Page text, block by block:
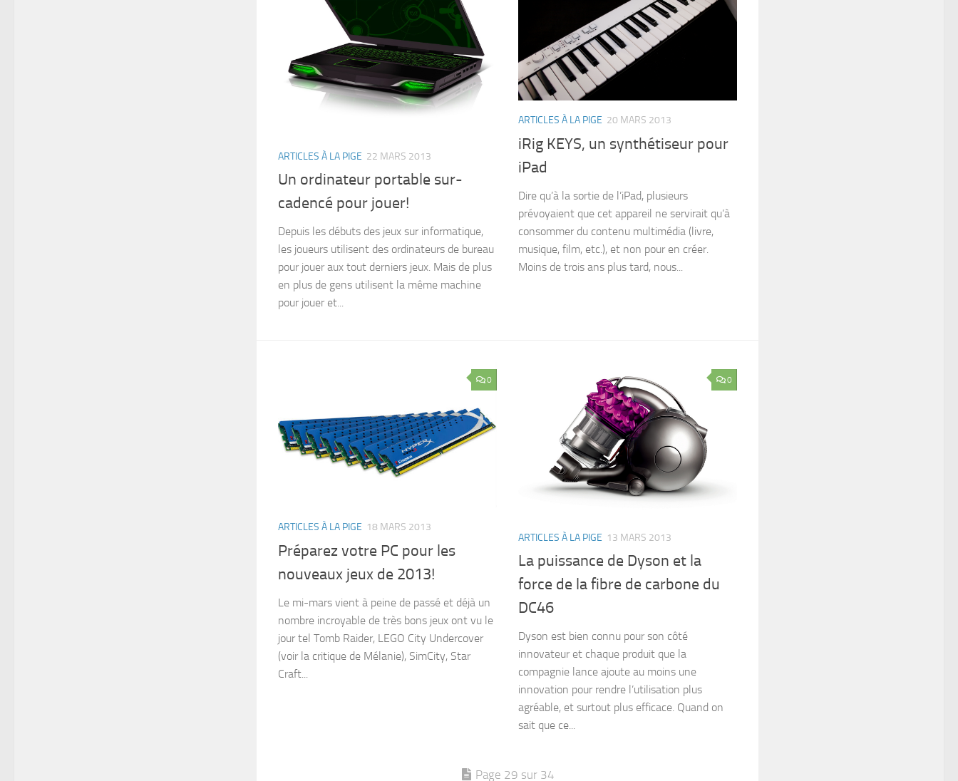
ARTICLES À LA PIGE 22 MARS 2013
Un ordinateur portable sur-
cadencé pour jouer!
Depuis les débuts des jeux sur informatique,
les joueurs utilisent des ordinateurs de bureau
pour jouer aux tout derniers jeux. Mais de plus
en plus de gens utilisent la même machine
pour jouer et...
ARTICLES À LA PIGE 20 MARS 2013
iRig KEYS, un synthétiseur pour
iPad
Dire qu’à la sortie de l’iPad, plusieurs
prévoyaient que cet appareil ne servirait qu’à
consommer du contenu multimédia (livre,
musique, film, etc.), et non pour en créer.
Moins de trois ans plus tard, nous...
0
ARTICLES À LA PIGE 18 MARS 2013
Préparez votre PC pour les
nouveaux jeux de 2013!
Le mi-mars vient à peine de passé et déjà un
nombre incroyable de très bons jeux ont vu le
jour tel Tomb Raider, LEGO City Undercover
(voir la critique de Mélanie), SimCity, Star
Craft...
0
ARTICLES À LA PIGE 13 MARS 2013
La puissance de Dyson et la
force de la fibre de carbone du
DC46
Dyson est bien connu pour son côté
innovateur et chaque produit que la
compagnie lance ajoute au moins une
innovation pour rendre l’utilisation plus
agréable, et surtout plus efficace. Quand on
sait que ce...
Page 29 sur 34